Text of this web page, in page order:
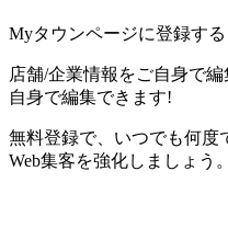
Myタウンページに登録する
店舗/企業情報をご自身で
自身で編集できます!
無料登録で、いつでも何度
Web集客を強化しましょう。